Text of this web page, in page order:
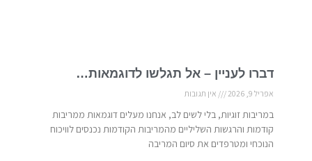
דברו לעניין – אל תגלשו לדוגמאות…
אפריל 9, 2026 אין תגובות
במריבות זוגיות, בלי לשים לב, אנחנו מעלים דוגמאות ממריבות
קודמות והרגשות השליליים מהמריבות הקודמות נכנסים לוויכוח
הנוכחי ומטרפדים את סיום המריבה